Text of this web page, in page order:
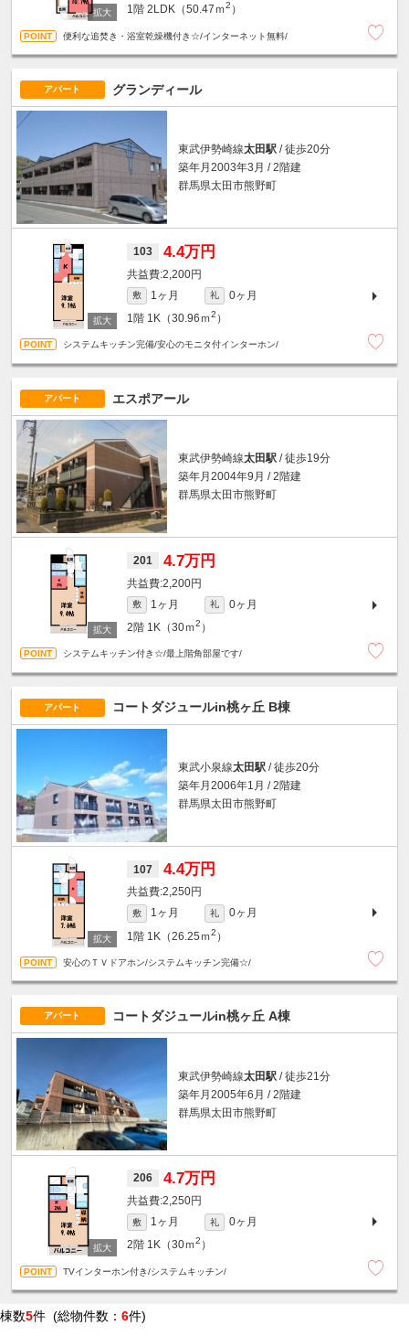
1階 2LDK（50.47ｍ2 ）
便利な追焚き・浴室乾燥機付き☆/インターネット無料/
アパート グランディール
東武伊勢崎線太田駅 / 徒歩20分
築年月2003年3月 / 2階建
群馬県太田市熊野町
103 4.4万円
2,200円
敷 1ヶ月 礼
0ヶ月
1階 1K（30.96ｍ2 ）
システムキッチン完備/安心のモニタ付インターホン/
アパート エスポアール
東武伊勢崎線太田駅 / 徒歩19分
築年月2004年9月 / 2階建
群馬県太田市熊野町
201 4.7万円
2,200円
敷 1ヶ月 礼
0ヶ月
2階 1K（30ｍ2 ）
システムキッチン付き☆/最上階角部屋です/
アパート コートダジュールin桃ヶ丘 B棟
東武小泉線太田駅 / 徒歩20分
築年月2006年1月 / 2階建
群馬県太田市熊野町
107 4.4万円
2,250円
敷 1ヶ月 礼
0ヶ月
1階 1K（26.25ｍ2 ）
安心のＴＶドアホン/システムキッチン完備☆/
アパート コートダジュールin桃ヶ丘 A棟
東武伊勢崎線太田駅 / 徒歩21分
築年月2005年6月 / 2階建
群馬県太田市熊野町
206 4.7万円
2,250円
敷 1ヶ月 礼
0ヶ月
2階 1K（30ｍ2 ）
TVインターホン付き/システムキッチン/
棟数5件 (総物件数： 6件)